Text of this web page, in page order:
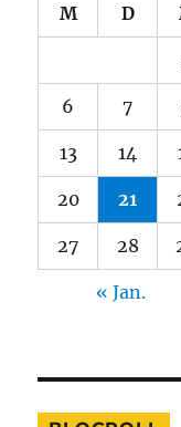
M D
6 7
13 14
20 21
27 28
« Jan.